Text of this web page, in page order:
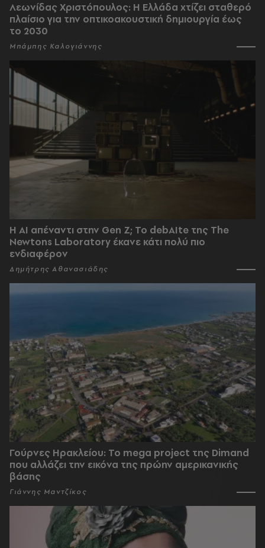
Λεωνίδας Χριστόπουλος: Η Ελλάδα χτίζει σταθερό
πλαίσιο για την οπτικοακουστική δημιουργία έως
το 2030
Μπάμπης Καλογιάννης
Η AI απέναντι στην Gen Z; Το debAIte της The
Newtons Laboratory έκανε κάτι πολύ πιο
ενδιαφέρον
Δημήτρης Αθανασιάδης
Γούρνες Ηρακλείου: To mega project της Dimand
που αλλάζει την εικόνα της πρώην αμερικανικής
βάσης
Γιάννης Μαντζίκος